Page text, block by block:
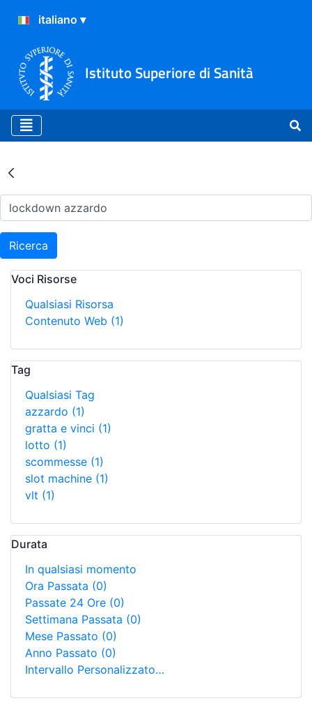
Istituto Superiore di Sanità
Risultati della Ricerca -
Ricerca
Voci Risorse
Qualsiasi Risorsa
Contenuto Web (1)
Tag
Qualsiasi Tag
azzardo (1)
gratta e vinci (1)
lotto (1)
scommesse (1)
slot machine (1)
vlt (1)
Durata
In qualsiasi momento
Ora Passata (0)
Passate 24 Ore (0)
Settimana Passata (0)
Mese Passato (0)
Anno Passato (0)
Intervallo Personalizzato…